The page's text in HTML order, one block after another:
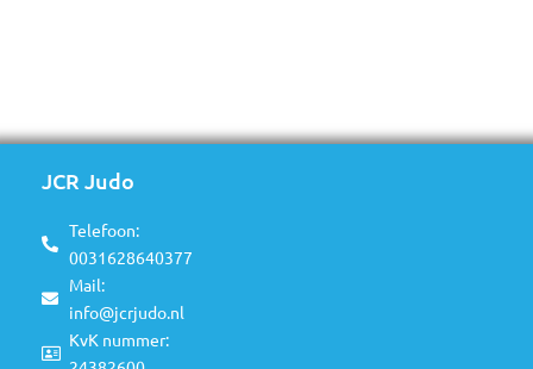
JCR Judo
Telefoon:
0031628640377
Mail:
info@jcrjudo.nl
KvK nummer: